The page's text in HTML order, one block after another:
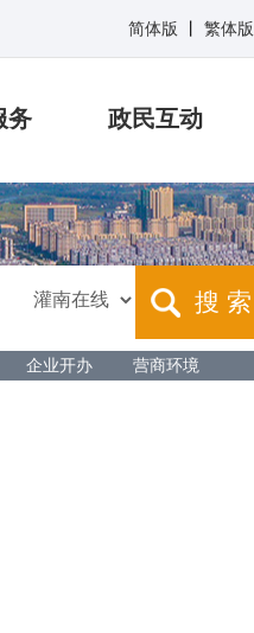
简体版 繁体版
务 政民互动
搜 索
企业开办 营商环境